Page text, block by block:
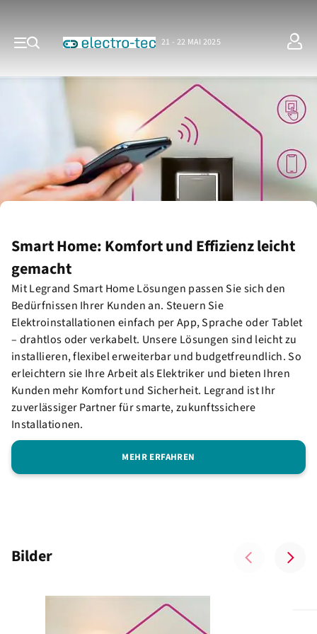
21 - 22 MAI 2025
Smart Home: Komfort und Effizienz leicht
gemacht
Mit Legrand Smart Home Lösungen passen Sie sich den
Bedürfnissen Ihrer Kunden an. Steuern Sie
Elektroinstallationen einfach per App, Sprache oder Tablet
– drahtlos oder verkabelt. Unsere Lösungen sind leicht zu
installieren, flexibel erweiterbar und budgetfreundlich. So
erleichtern sie Ihre Arbeit als Elektriker und bieten Ihren
Kunden mehr Komfort und Sicherheit. Legrand ist Ihr
zuverlässiger Partner für smarte, zukunftssichere
Installationen.
MEHR ERFAHREN
Bilder